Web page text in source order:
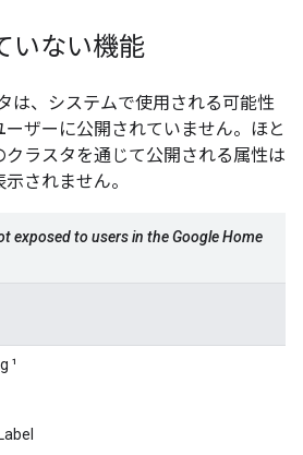
いない機能
は、システムで使用される可能性
ザーに公開されていません。ほと
ラスタを通じて公開される属性は
されません。
exposed to users in the Google Home
¹